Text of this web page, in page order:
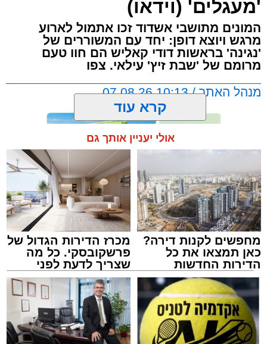
'מעגלים' (וידאו)
המונים מתושבי אשדוד זכו אתמול לארוע
מרגש ויוצא דופן: יחד עם המשוררים של
'נגינה' בראשות דודי קאליש הם חוו טעם
מרומם של 'שבת זיץ' עילאי. צפו
מנהל האתר / 10:13 07.08.26
תגים:אשדוד, מעגלים, דודי קאליש
זה היה ארוע יוצא דופן. בלי מילים.
במשך שעות ארוכות של ליל שישי, נהנו המונים
קרא עוד
אולי יעניין אותך גם
מחפשים לקנות דירה?
כאן תמצאו את כל
הדירות החדשות
למכירה באשדוד >>>
מכרז הדירות הגדול של
פרשקובסקי. כל מה
שצריך לדעת לפני
שמגישים הצעה לדירה
באשדוד